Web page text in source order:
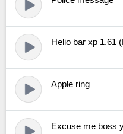
Helio bar xp 1.61
Apple ring
Excuse me boss